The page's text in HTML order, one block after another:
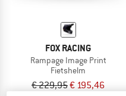
FOX RACING
Rampage Image Print
Fietshelm
€ 229,95€ 195,46